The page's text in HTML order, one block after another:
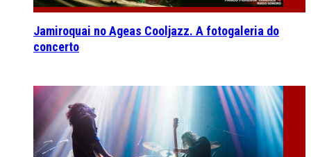
Jamiroquai no Ageas Cooljazz. A fotogaleria do
concerto